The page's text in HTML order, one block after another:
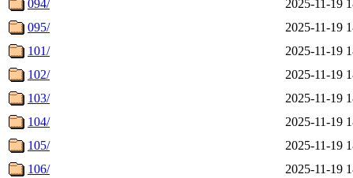
094/
2025-11-19
095/
2025-11-19
101/
2025-11-19
102/
2025-11-19
103/
2025-11-19
104/
2025-11-19
105/
2025-11-19
106/
2025-11-19